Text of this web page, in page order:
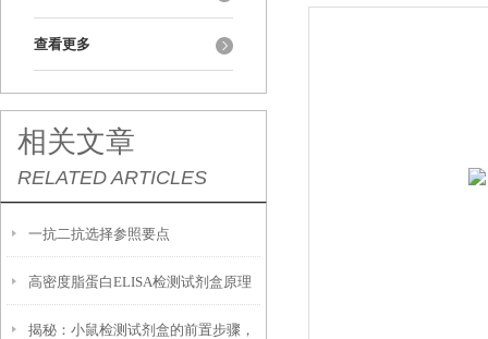
查看更多
相关文章
RELATED ARTICLES
一抗二抗选择参照要点
高密度脂蛋白ELISA检测试剂盒原理
及几个方面
揭秘：小鼠检测试剂盒的前置步骤，